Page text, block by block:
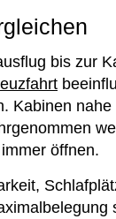
bis zur
Kabinen
öffnen.